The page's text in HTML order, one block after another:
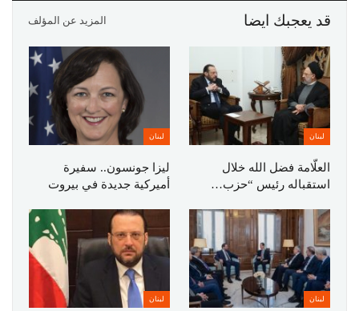
قد يعجبك ايضا المزيد عن المؤلف
لبنان
العلّامة فضل الله خلال
استقباله رئيس “حزب…
لبنان
ليزا جونسون.. سفيرة
أميركية جديدة في بيروت
لبنان لبنان